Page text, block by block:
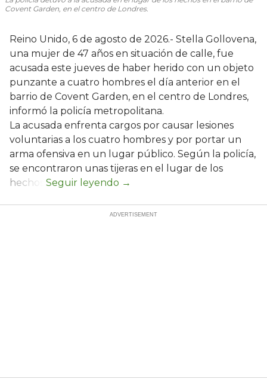
Covent Garden, en el centro de Londres.
Reino Unido, 6 de agosto de 2026.- Stella Gollovena,
una mujer de 47 años en situación de calle, fue
acusada este jueves de haber herido con un objeto
punzante a cuatro hombres el día anterior en el
barrio de Covent Garden, en el centro de Londres,
informó la policía metropolitana.
La acusada enfrenta cargos por causar lesiones
voluntarias a los cuatro hombres y por portar un
arma ofensiva en un lugar público. Según la policía,
se encontraron unas tijeras en el lugar de los
hechos.